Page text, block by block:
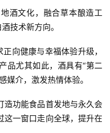
酒文化，融合草本酿造工
技术新方向。
向健康与幸福体验升级，
品尤其如此，酒具有“第二
媒介，激发热情体验。
造功能食品首发地与永久会
这一窗口走向全球，提升在